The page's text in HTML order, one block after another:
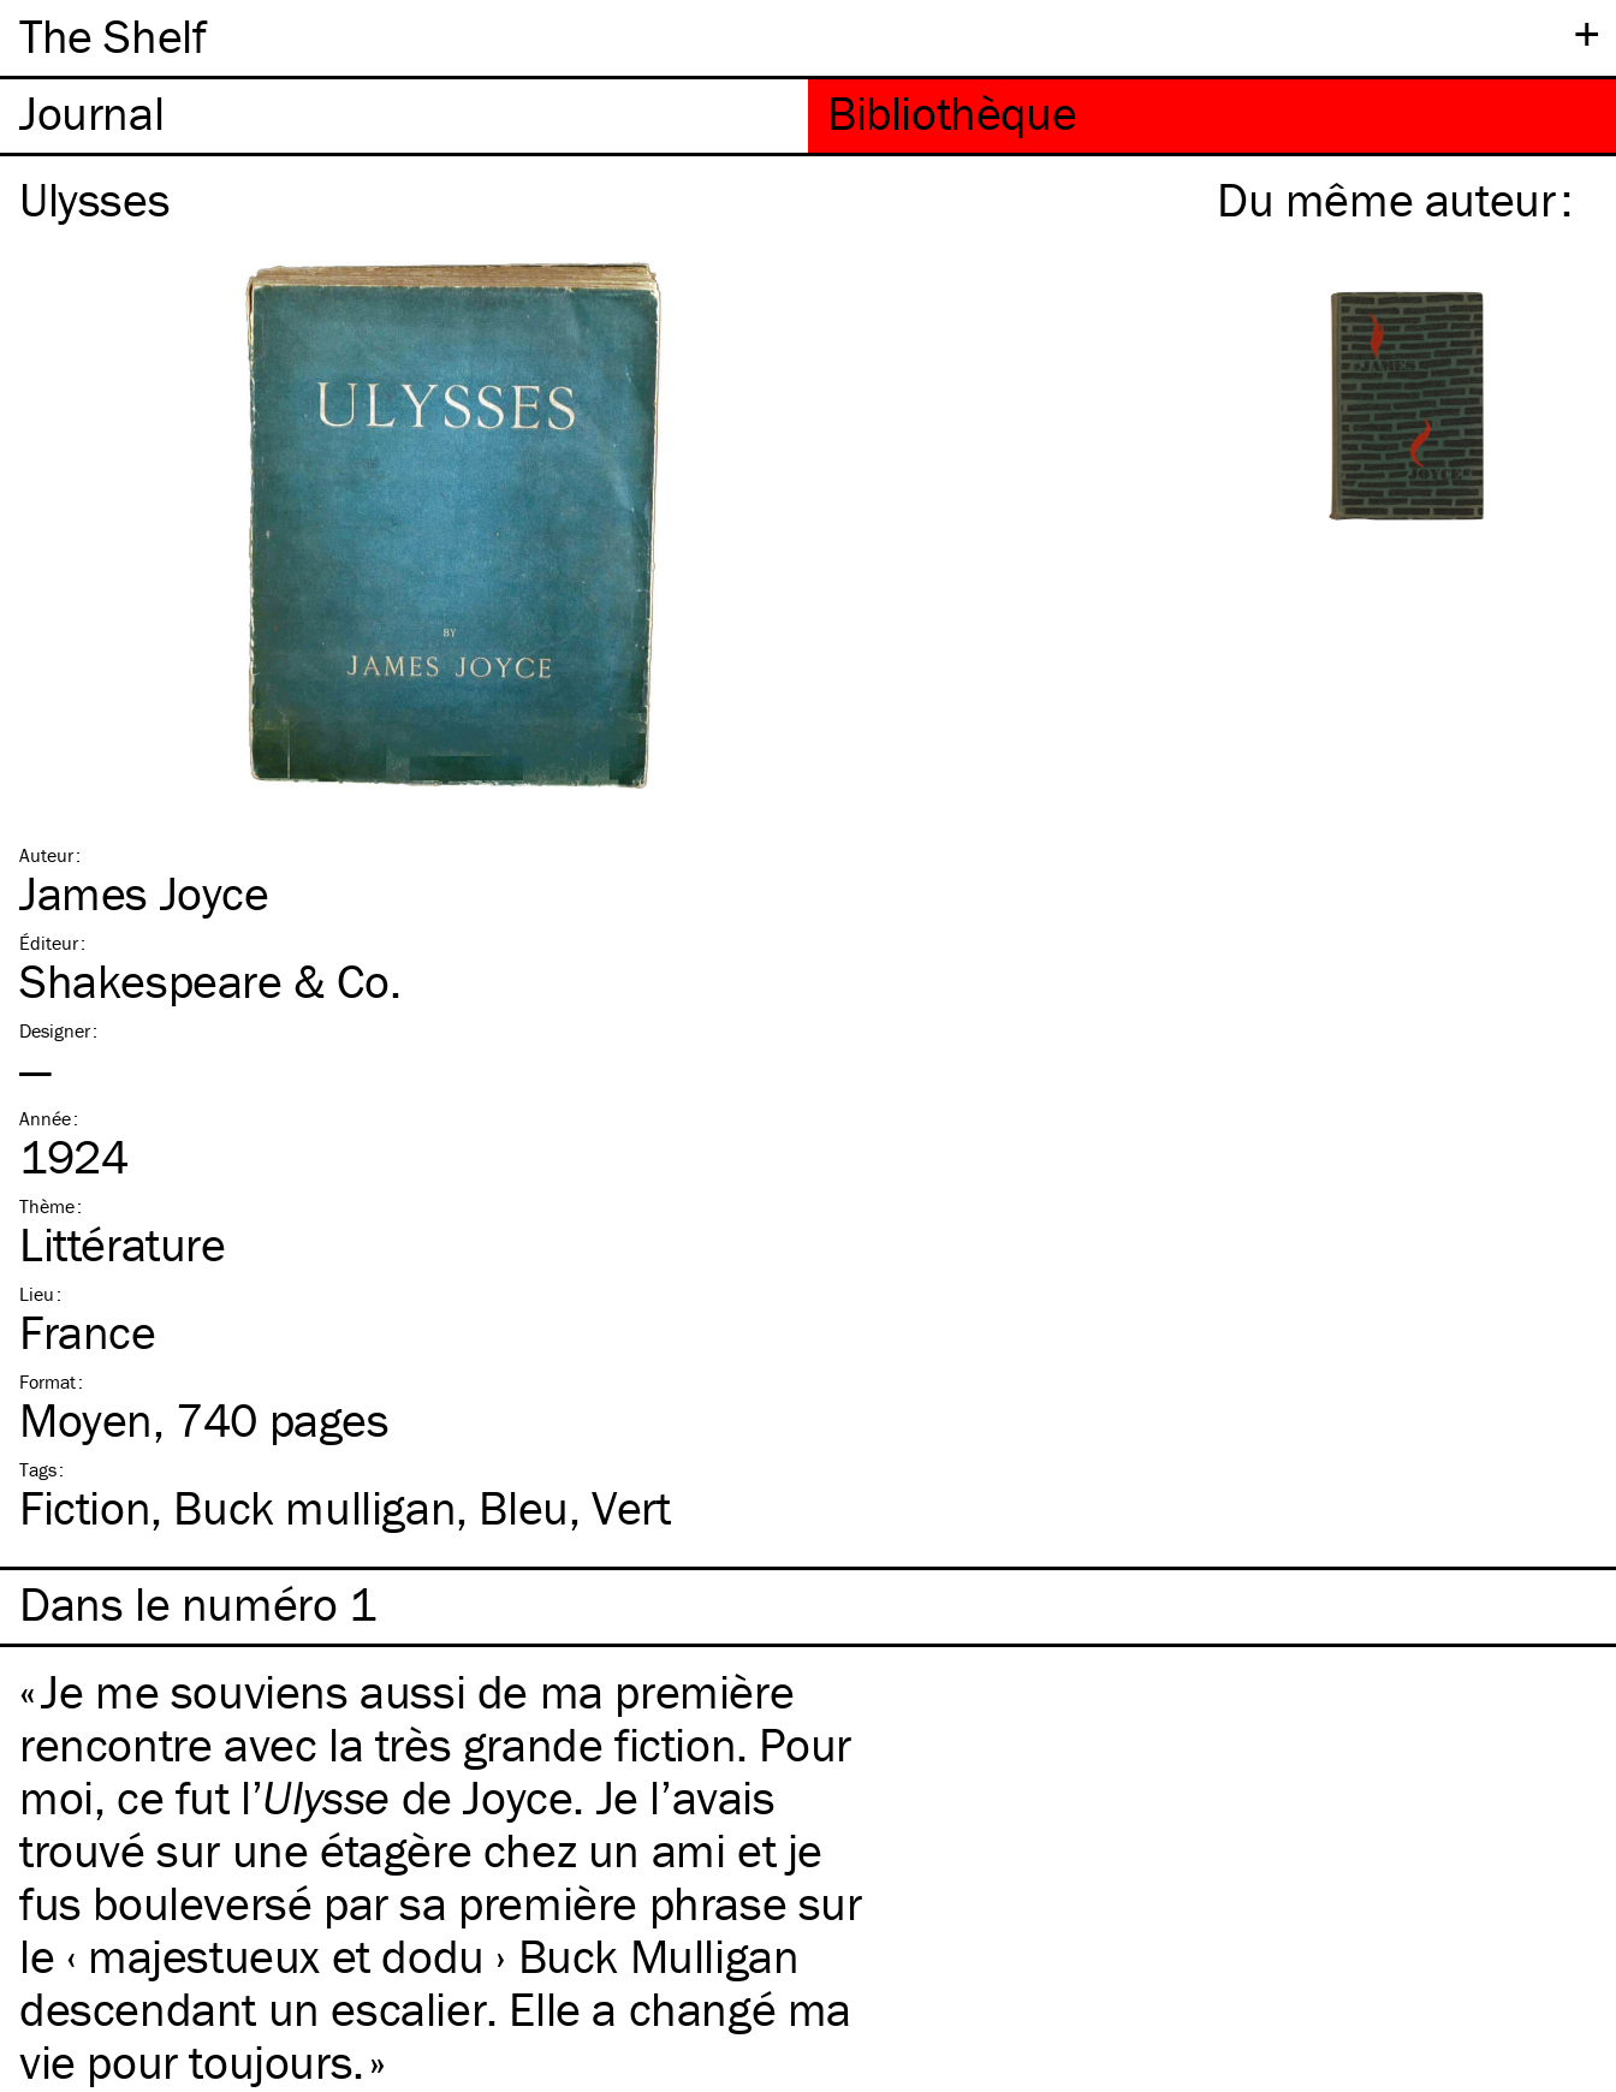
+
The Shelf
Ulysses
Auteur:
James Joyce
Éditeur:
Shakespeare & Co.
Designer:
—
Année:
1924
Thème:
Littérature
Lieu :
France
Format:
Moyen, 740 pages
Tags:
Fiction Buck mulligan Bleu Vert
Du même auteur:
Dans le numéro 1
Je me souviens aussi de ma première
rencontre avec la très grande fiction. Pour
moi, ce fut l’Ulysse de Joyce. Je l’avais
trouvé sur une étagère chez un ami et je
fus bouleversé par sa première phrase sur
le ‹ majestueux et dodu › Buck Mulligan
descendant un escalier. Elle a changé ma
vie pour toujours.